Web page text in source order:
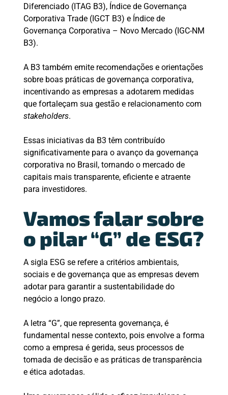
Diferenciado (ITAG B3), Índice de Governança
Corporativa Trade (IGCT B3) e Índice de
Governança Corporativa – Novo Mercado (IGC-NM
B3).
A B3 também emite recomendações e orientações
sobre boas práticas de governança corporativa,
incentivando as empresas a adotarem medidas
que fortaleçam sua gestão e relacionamento com
stakeholders.
Essas iniciativas da B3 têm contribuído
significativamente para o avanço da governança
corporativa no Brasil, tornando o mercado de
capitais mais transparente, eficiente e atraente
para investidores.
Vamos falar sobre
o pilar “G” de ESG?
A sigla ESG se refere a critérios ambientais,
sociais e de governança que as empresas devem
adotar para garantir a sustentabilidade do
negócio a longo prazo.
A letra “G”, que representa governança, é
fundamental nesse contexto, pois envolve a forma
como a empresa é gerida, seus processos de
tomada de decisão e as práticas de transparência
e ética adotadas.